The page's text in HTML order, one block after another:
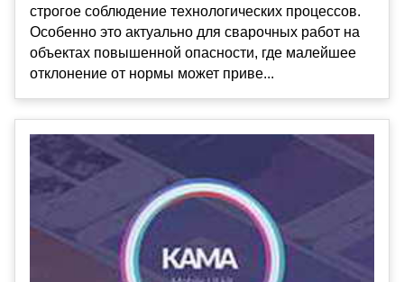
строгое соблюдение технологических процессов.
Особенно это актуально для сварочных работ на
объектах повышенной опасности, где малейшее
отклонение от нормы может приве...